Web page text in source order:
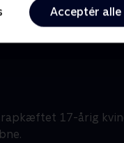
Acceptér alle
• 1 sæsoner
17-årig